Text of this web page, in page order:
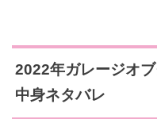
2022年ガレージオ
中身ネタバレ